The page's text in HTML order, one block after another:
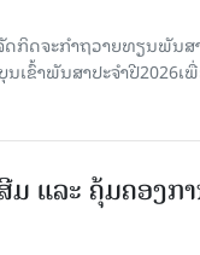
ກິດຈະກໍາຖວາຍທຽນພັນສ
ເຂົ້າພັນສາປະຈໍາປີ2026ເ
ມ ແລະ ຄຸ້ມຄອງກ